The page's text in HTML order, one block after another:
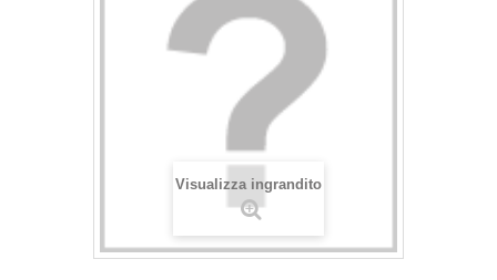
Visualizza ingrandito